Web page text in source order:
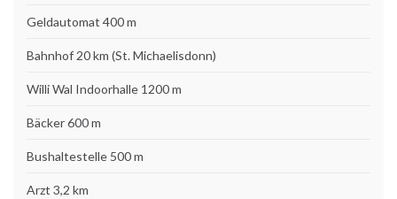
Geldautomat 400 m
Bahnhof 20 km (St. Michaelisdonn)
Willi Wal Indoorhalle 1200 m
Bäcker 600 m
Bushaltestelle 500 m
Arzt 3,2 km